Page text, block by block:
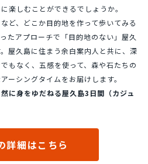
楽しむことができるでしょうか。
ど、どこか目的地を作って歩いてみる
たアプローチで「目的地のない」屋久
屋久島に住まう余白案内人と共に、深
もなく、五感を使って、森や石たちの
ーシングタイムをお届けします。
に身をゆだねる屋久島3日間（カジュ
詳細はこちら